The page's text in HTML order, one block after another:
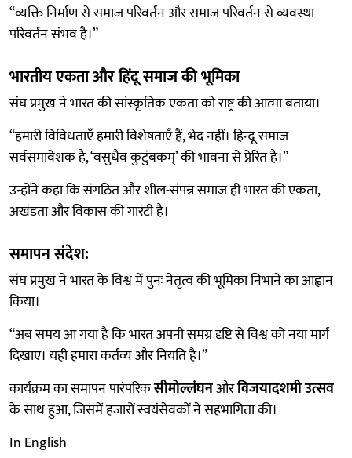
“व्यक्ति निर्माण से समाज परिवर्तन और समाज परिवर्तन से व्यवस्था
परिवर्तन संभव है।”
भारतीय एकता और हिंदू समाज की भूमिका
संघ प्रमुख ने भारत की सांस्कृतिक एकता को राष्ट्र की आत्मा बताया।
“हमारी विविधताएँ हमारी विशेषताएँ हैं, भेद नहीं। हिन्दू समाज
सर्वसमावेशक है, ‘वसुधैव कुटुंबकम्’ की भावना से प्रेरित है।”
उन्होंने कहा कि संगठित और शील-संपन्न समाज ही भारत की एकता,
अखंडता और विकास की गारंटी है।
समापन संदेश:
संघ प्रमुख ने भारत के विश्व में पुनः नेतृत्व की भूमिका निभाने का आह्वान
किया।
“अब समय आ गया है कि भारत अपनी समग्र दृष्टि से विश्व को नया मार्ग
दिखाए। यही हमारा कर्तव्य और नियति है।”
कार्यक्रम का समापन पारंपरिकसीमोल्लंघनऔरविजयादशमी उत्सव
के साथ हुआ, जिसमें हजारों स्वयंसेवकों ने सहभागिता की।
In English